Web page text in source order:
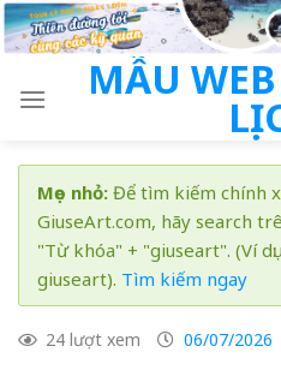
Skip
to
MẪU
Mẹo nhỏ: Để tìm kiếm chính
GiuseArt.com, hãy search
"Từ khóa" + "giuseart". (Ví
giuseart). Tìm kiếm ngay
24 lượt xem 06/07/2026